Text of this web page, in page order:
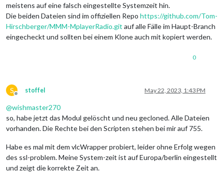
meistens auf eine falsch eingestellte Systemzeit hin.
Die beiden Dateien sind im offiziellen Repo https://github.com/Tom-
Hirschberger/MMM-MplayerRadio.git auf alle Fälle im Haupt-Branch
eingecheckt und sollten bei einem Klone auch mit kopiert werden.
0
S
Offline
stoffel May 22, 2023, 1:43 PM
@wishmaster270
so, habe jetzt das Modul gelöscht und neu gecloned. Alle Dateien
vorhanden. Die Rechte bei den Scripten stehen bei mir auf 755.
Habe es mal mit dem vlcWrapper probiert, leider ohne Erfolg wegen
des ssl-problem. Meine System-zeit ist auf Europa/berlin eingestellt
und zeigt die korrekte Zeit an.